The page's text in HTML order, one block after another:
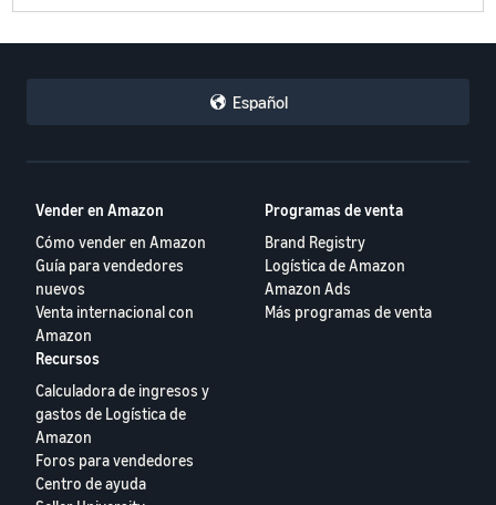
Español
Vender en Amazon
Cómo vender en Amazon
Guía para vendedores
nuevos
Venta internacional con
Amazon
Programas de venta
Brand Registry
Logística de Amazon
Amazon Ads
Más programas de venta
Recursos
Calculadora de ingresos y
gastos de Logística de
Amazon
Foros para vendedores
Centro de ayuda